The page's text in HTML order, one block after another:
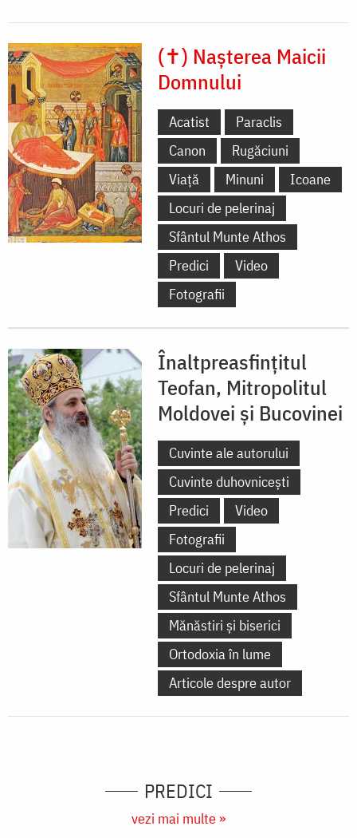
(✝) Nașterea Maicii
Domnului
Acatist
Paraclis
Canon
Rugăciuni
Viață
Minuni
Icoane
Locuri de pelerinaj
Sfântul Munte Athos
Predici
Video
Fotografii
Înaltpreasfințitul
Teofan, Mitropolitul
Moldovei și Bucovinei
Cuvinte ale autorului
Cuvinte duhovnicești
Predici
Video
Fotografii
Locuri de pelerinaj
Sfântul Munte Athos
Mănăstiri și biserici
Ortodoxia în lume
Articole despre autor
PREDICI
vezi mai multe »